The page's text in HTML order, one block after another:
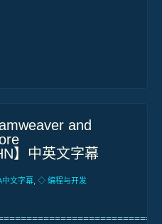
and
】中英文字幕
中文字幕 ◇ 编程与开发